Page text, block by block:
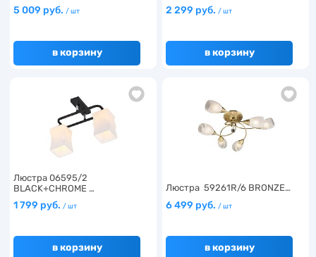
5 009 руб. / шт
в корзину
2 299 руб. / шт
в корзину
Люстра 06595/2
BLACK+CHROME …
1 799 руб. / шт
в корзину
Люстра 59261R/6 BRONZE…
6 499 руб. / шт
в корзину